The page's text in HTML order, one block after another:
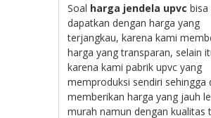
Soal harga jendela upvc bisa
dapatkan dengan harga yang
terjangkau, karena kami
harga yang transparan, selain
karena kami pabrik upvc yang
memproduksi sendiri sehingga
memberikan harga yang jauh
murah namun dengan kualitas